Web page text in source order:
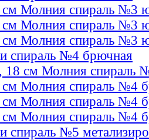
см Молния спираль №3
см Молния спираль №3
см Молния спираль №3
спираль №4 брючная
18 см Молния спираль
см Молния спираль №4
см Молния спираль №4
см Молния спираль №4
спираль №5